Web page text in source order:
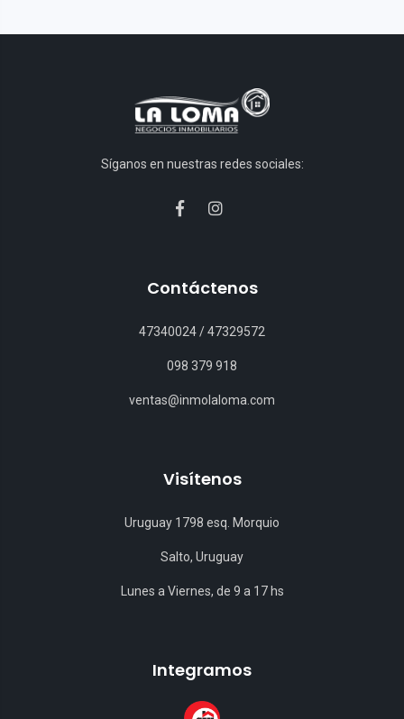
Síganos en nuestras redes sociales:
Contáctenos
47340024/47329572
098 379 918
ventas@inmolaloma.com
Visítenos
Uruguay 1798 esq. Morquio
Salto, Uruguay
Lunes a Viernes, de 9 a 17 hs
Integramos